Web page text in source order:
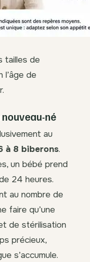
tailles de
l’âge de
né
au
à 8 biberons.
un bébé prend
24 heures.
au nombre de
faire qu’une
de stérilisation
précieux,
s’accumule.